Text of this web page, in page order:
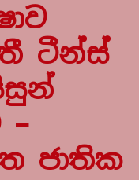
ටීන්ස්
–
ජාතික